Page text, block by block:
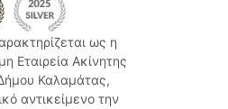
ως η
Εταιρεία Ακίνητης
Καλαμάτας,
αντικείμενο την